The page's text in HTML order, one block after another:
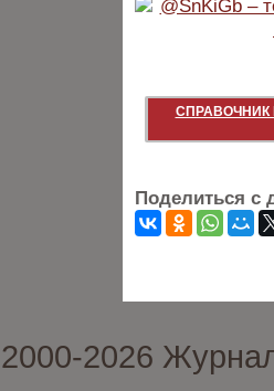
СПРАВОЧНИК
Поделиться с
2026